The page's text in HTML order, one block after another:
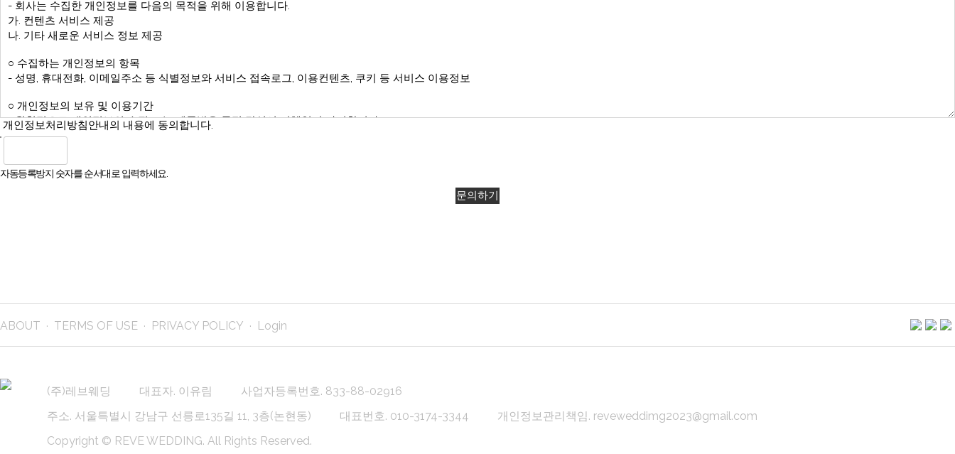
개인정보처리방침안내의 내용에 동의합니다.
자동등록방지 숫자를 순서대로 입력하세요.
문의하기
ABOUT TERMS OF USE PRIVACY POLICY Login
(주)레브웨딩 대표자. 이유림
사업자등록번호. 833-88-02916
주소. 서울특별시 강남구 선릉로135길 11, 3층(논현동)
대표번호. 010-3174-3344
개인정보관리책임. reveweddimg2023@gmail.com
Copyright © REVE WEDDING. All Rights Reserved.